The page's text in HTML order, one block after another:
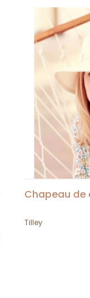
Chapeau de
Tilley